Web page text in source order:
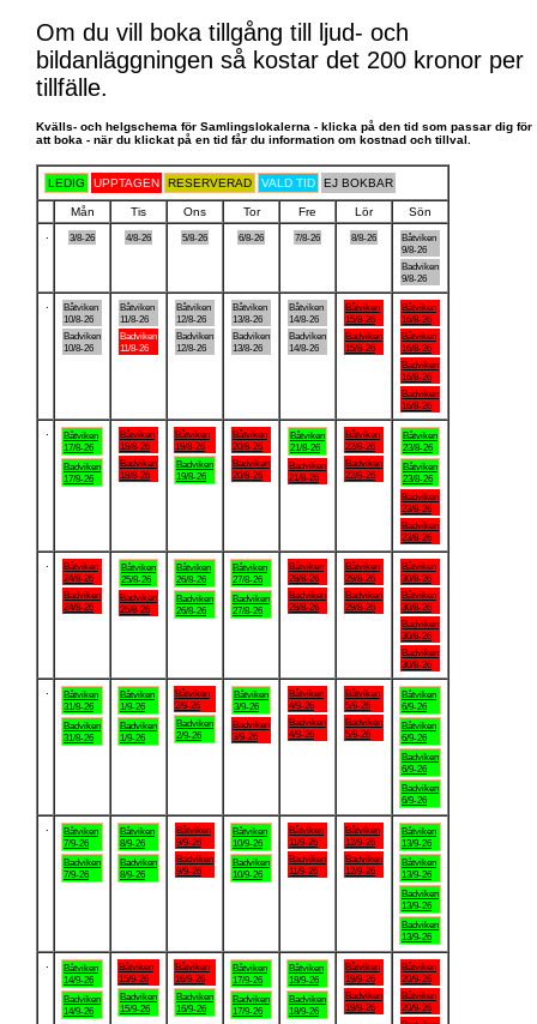
Om du vill boka tillgång till ljud- och
bildanläggningen så kostar det 200 kronor per
tillfälle.
Kvälls- och helgschema för Samlingslokalerna - klicka på den tid som passar dig för
att boka - när du klickat på en tid får du information om kostnad och tillval.
LEDIG UPPTAGEN RESERVERAD VALD TID EJ BOKBAR
Mån Tis Ons Tor Fre Lör
Sön
3/8-26 4/8-26 5/8-26 6/8-26 7/8-26 8/8-26
Båtviken
9/8-26
Badviken
9/8-26
Båtviken
10/8-26
Badviken
10/8-26
Båtviken
11/8-26
Badviken
11/8-26
Båtviken
12/8-26
Badviken
12/8-26
Båtviken
13/8-26
Badviken
13/8-26
Båtviken
14/8-26
Badviken
14/8-26
Båtviken
15/8-26
Badviken
15/8-26
Båtviken
16/8-26
Båtviken
16/8-26
Badviken
16/8-26
Badviken
16/8-26
Båtviken
17/8-26
Badviken
17/8-26
Båtviken
18/8-26
Badviken
18/8-26
Båtviken
19/8-26
Badviken
19/8-26
Båtviken
20/8-26
Badviken
20/8-26
Båtviken
21/8-26
Badviken
21/8-26
Båtviken
22/8-26
Badviken
22/8-26
Båtviken
23/8-26
Båtviken
23/8-26
Badviken
23/8-26
Badviken
23/8-26
Båtviken
24/8-26
Badviken
24/8-26
Båtviken
25/8-26
Badviken
25/8-26
Båtviken
26/8-26
Badviken
26/8-26
Båtviken
27/8-26
Badviken
27/8-26
Båtviken
28/8-26
Badviken
28/8-26
Båtviken
29/8-26
Badviken
29/8-26
Båtviken
30/8-26
Båtviken
30/8-26
Badviken
30/8-26
Badviken
30/8-26
Båtviken
31/8-26
Badviken
31/8-26
Båtviken
1/9-26
Badviken
1/9-26
Båtviken
2/9-26
Badviken
2/9-26
Båtviken
3/9-26
Badviken
3/9-26
Båtviken
4/9-26
Badviken
4/9-26
Båtviken
5/9-26
Badviken
5/9-26
Båtviken
6/9-26
Båtviken
6/9-26
Badviken
6/9-26
Badviken
6/9-26
Båtviken
7/9-26
Badviken
7/9-26
Båtviken
8/9-26
Badviken
8/9-26
Båtviken
9/9-26
Badviken
9/9-26
Båtviken
10/9-26
Badviken
10/9-26
Båtviken
11/9-26
Badviken
11/9-26
Båtviken
12/9-26
Badviken
12/9-26
Båtviken
13/9-26
Båtviken
13/9-26
Badviken
13/9-26
Badviken
13/9-26
Båtviken
14/9-26
Badviken
14/9-26
Båtviken
15/9-26
Badviken
15/9-26
Båtviken
16/9-26
Badviken
16/9-26
Båtviken
17/9-26
Badviken
17/9-26
Båtviken
18/9-26
Badviken
18/9-26
Båtviken
19/9-26
Badviken
19/9-26
Båtviken
20/9-26
Båtviken
20/9-26